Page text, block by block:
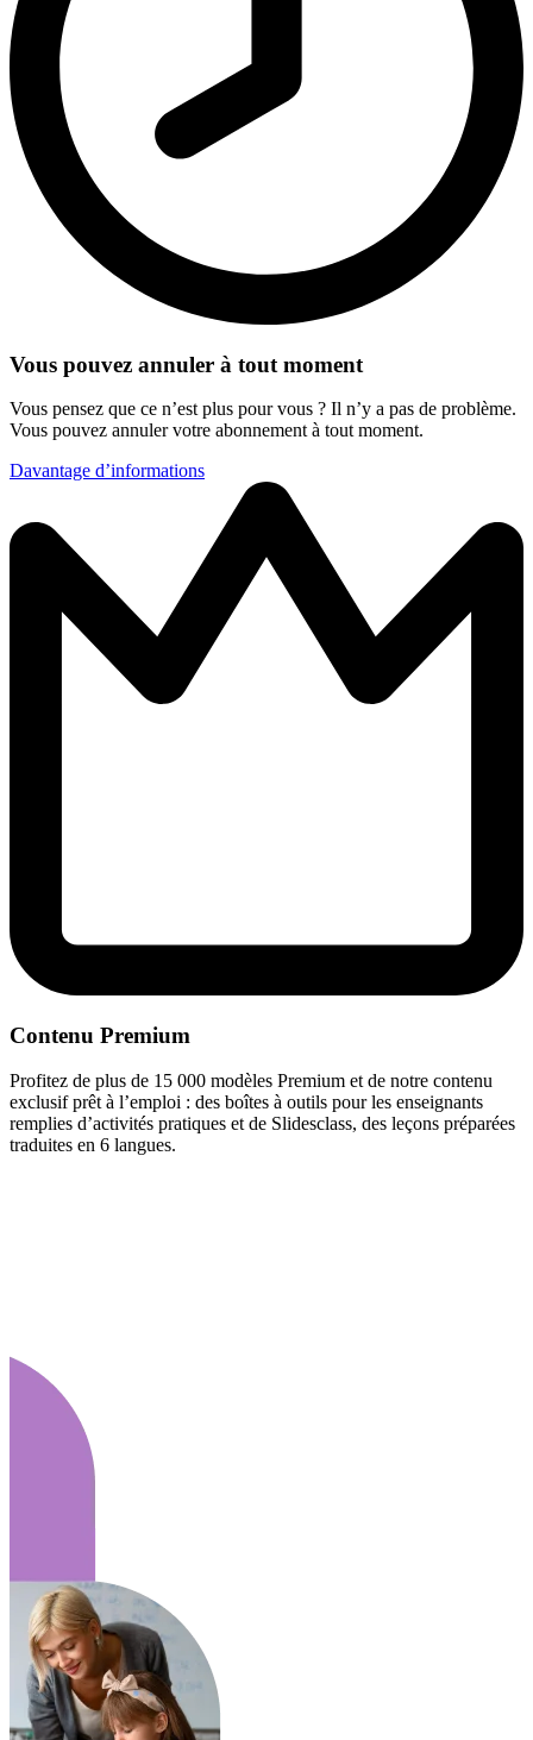
Vous pouvez annuler à tout moment
Vous pensez que ce n’est plus pour vous ? Il n’y a pas de problème.
Vous pouvez annuler votre abonnement à tout moment.
Davantage d’informations
Contenu Premium
Profitez de plus de 15 000 modèles Premium et de notre contenu
exclusif prêt à l’emploi : des boîtes à outils pour les enseignants
remplies d’activités pratiques et de Slidesclass, des leçons préparées
traduites en 6 langues.